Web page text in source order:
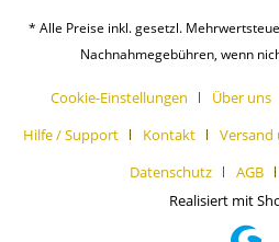
* Alle Preise inkl. gesetzl.
Nachnahmegebühren, wenn
Cookie-Einstellungen Über uns
Hilfe / Support
Kontakt
Versand
Datenschutz
AGB
Realisiert mit